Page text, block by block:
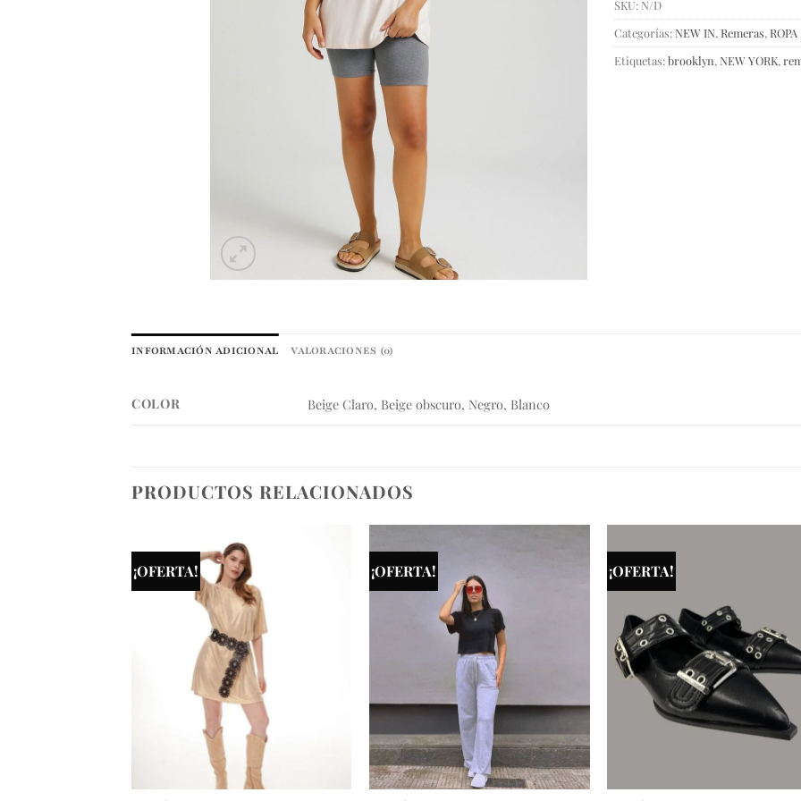
SKU: N/D
Categorías: NEW IN, Remeras, ROPA
Etiquetas:brooklyn, NEW YORK,
INFORMACIÓN ADICIONAL VALORACIONES (0)
COLOR Beige Claro, Beige obscuro, Negro, Blanco
PRODUCTOS RELACIONADOS
¡OFERTA! ¡OFERTA! ¡OFERTA!